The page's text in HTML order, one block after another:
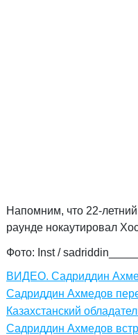
Напомним, что 22-
раунде нокаутировал
Фото: Inst /
ВИДЕО. Садриддин
Садриддин Ахмедов
Казахстанский
Садриддин Ахмедов